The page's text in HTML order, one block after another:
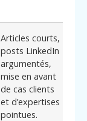
Articles courts,
posts LinkedIn
argumentés,
mise en avant
de cas clients
et d’expertises
pointues.